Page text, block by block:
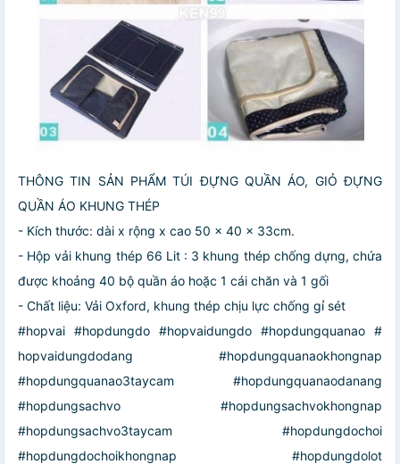
THÔNG TIN SẢN PHẨM TÚI ĐỰNG QUẦN ÁO, GIỎ ĐỰNG
QUẦN ÁO KHUNG THÉP
- Kích thước: dài x rộng x cao 50 x 40 x 33cm.
- Hộp vải khung thép 66 Lit : 3 khung thép chống dựng, chứa
được khoảng 40 bộ quần áo hoặc 1 cái chăn và 1 gối
- Chất liệu: Vải Oxford, khung thép chịu lực chống gỉ sét
#hopvai #hopdungdo #hopvaidungdo #hopdungquanao #
hopvaidungdodang #hopdungquanaokhongnap
#hopdungquanao3taycam #hopdungquanaodanang
#hopdungsachvo #hopdungsachvokhongnap
#hopdungsachvo3taycam #hopdungdochoi
#hopdungdochoikhongnap #hopdungdolot